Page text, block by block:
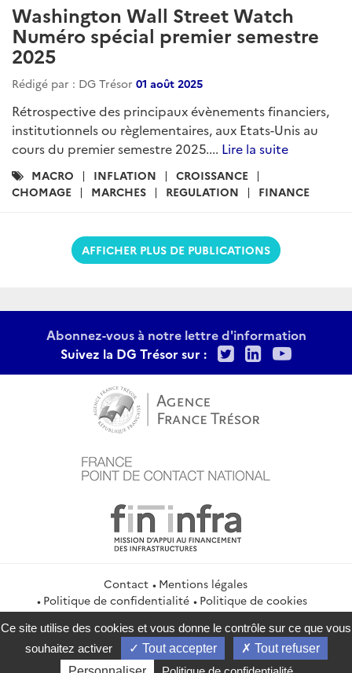
Washington Wall Street Watch
Numéro spécial premier semestre
2025
Rédigé par : DG Trésor 01 août 2025
Rétrospective des principaux évènements financiers,
institutionnels ou règlementaires, aux Etats-Unis au
cours du premier semestre 2025.... Lire la suite
Catégories
:
MACRO INFLATION
CROISSANCE
CHOMAGE
MARCHES REGULATION FINANCE
AFFICHER PLUS DE PUBLICATIONS
Abonnez-vous à notre lettre d'information
Suivez la DG Trésor sur :
TwitterLinkedIn
Contact
Mentions légales
Politique de confidentialité
Politique de cookies
Gestion des cookies
Flux RSS
service-public.gouv.fr
legifrance.gouv.fr
info.gouv.fr
data.gouv.fr
Ce site utilise des cookies et vous donne le contrôle sur ce que vous
souhaitez activer
Tout accepter
Tout refuser